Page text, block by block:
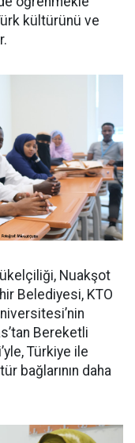
kültürünü ve
Nuakşot
Belediyesi, KTO
Bereketli
Türkiye ile
bağlarının daha